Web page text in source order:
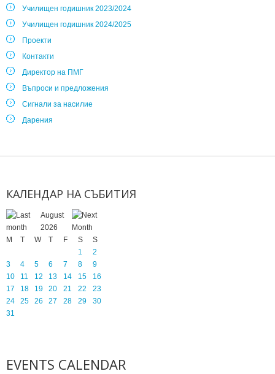
Училищен годишник 2023/2024
Училищен годишник 2024/2025
Проекти
Контакти
Директор на ПМГ
Въпроси и предложения
Сигнали за насилие
Дарения
КАЛЕНДАР НА СЪБИТИЯ
August
2026
M
T W T F S
S
1
2
3
4 5 6 7 8
9
10
11 12 13 14 15
16
17
18 19 20 21 22
23
24
25 26 27 28 29
30
31
EVENTS CALENDAR